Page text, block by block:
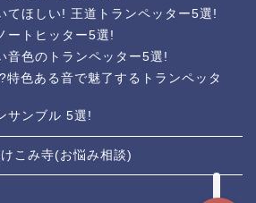
てほしい! 王道トランペッター5選!
ートヒッター5選!
音色のトランペッター5選!
特色ある音で魅了するトランペッタ
サンブル 5選!
こみ寺(お悩み相談)
トランペッター名鑑 ┫
トランペットの練習法 ┫
お悩み相談回答┛